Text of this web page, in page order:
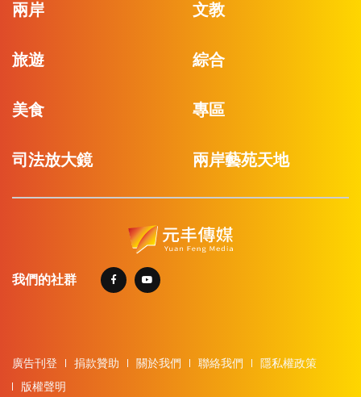
兩岸 文教
旅遊 綜合
美食 專區
司法放大鏡 兩岸藝苑天地
我們的社群
廣告刊登 捐款贊助 關於我們 聯絡我們
隱私權政策
版權聲明